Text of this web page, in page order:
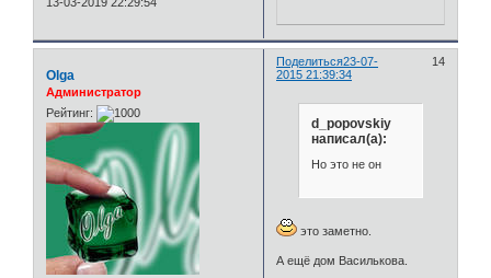
Поделиться 14
23-07-
2015 21:39:34
Olga
Администратор
Рейтинг:
d_popovskiy
написал(а):
Но это не он
это заметно.
А ещё дом Василькова.